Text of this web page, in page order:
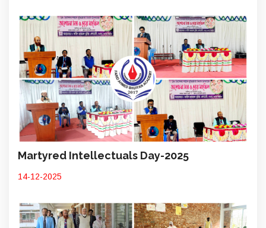
Martyred Intellectuals Day-2025
14-12-2025